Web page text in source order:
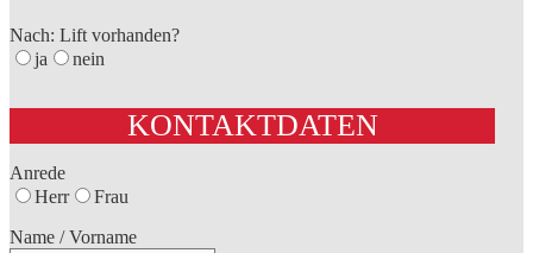
Nach: Lift vorhanden?
ja
nein
KONTAKTDATEN
Anrede
Herr
Frau
Name / Vorname